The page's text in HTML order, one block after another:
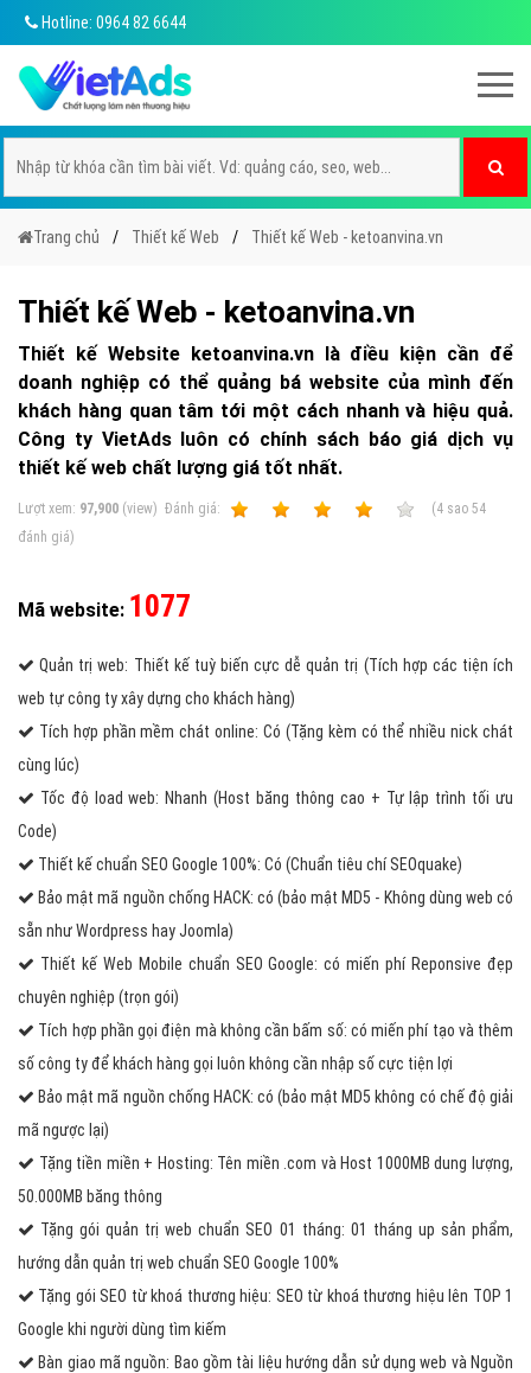
Hotline: 0964 82 6644
Trang chủ Thiết kế Web Thiết kế Web - ketoanvina.vn
Thiết kế Web - ketoanvina.vn
Thiết kế Website ketoanvina.vn là điều kiện cần để
doanh nghiệp có thể quảng bá website của mình đến
khách hàng quan tâm tới một cách nhanh và hiệu quả.
Công ty VietAds luôn có chính sách báo giá dịch vụ
thiết kế web chất lượng giá tốt nhất.
Lượt xem: 97,900 (view) Ðánh giá: (4 sao 54
đánh giá)
Mã website: 1077
Quản trị web: Thiết kế tuỳ biến cực dễ quản trị (Tích hợp các tiện ích
web tự công ty xây dựng cho khách hàng)
Tích hợp phần mềm chát online: Có (Tặng kèm có thể nhiều nick chát
cùng lúc)
Tốc độ load web: Nhanh (Host băng thông cao + Tự lập trình tối ưu
Code)
Thiết kế chuẩn SEO Google 100%: Có (Chuẩn tiêu chí SEOquake)
Bảo mật mã nguồn chống HACK: có (bảo mật MD5 - Không dùng web có
sẵn như Wordpress hay Joomla)
Thiết kế Web Mobile chuẩn SEO Google: có miến phí Reponsive đẹp
chuyên nghiệp (trọn gói)
Tích hợp phần gọi điện mà không cần bấm số: có miến phí tạo và thêm
số công ty để khách hàng gọi luôn không cần nhập số cực tiện lợi
Bảo mật mã nguồn chống HACK: có (bảo mật MD5 không có chế độ giải
mã ngược lại)
Tặng tiền miền + Hosting: Tên miền .com và Host 1000MB dung lượng,
50.000MB băng thông
Tặng gói quản trị web chuẩn SEO 01 tháng: 01 tháng up sản phẩm,
hướng dẫn quản trị web chuẩn SEO Google 100%
Tặng gói SEO từ khoá thương hiệu: SEO từ khoá thương hiệu lên TOP 1
Google khi người dùng tìm kiếm
Bàn giao mã nguồn: Bao gồm tài liệu hướng dẫn sử dụng web và Nguồn